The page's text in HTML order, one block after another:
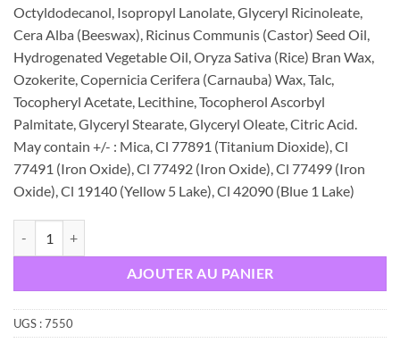
Octyldodecanol, Isopropyl Lanolate, Glyceryl Ricinoleate,
Cera Alba (Beeswax), Ricinus Communis (Castor) Seed Oil,
Hydrogenated Vegetable Oil, Oryza Sativa (Rice) Bran Wax,
Ozokerite, Copernicia Cerifera (Carnauba) Wax, Talc,
Tocopheryl Acetate, Lecithine, Tocopherol Ascorbyl
Palmitate, Glyceryl Stearate, Glyceryl Oleate, Citric Acid.
May contain +/- : Mica, Cl 77891 (Titanium Dioxide), Cl
77491 (Iron Oxide), Cl 77492 (Iron Oxide), Cl 77499 (Iron
Oxide), Cl 19140 (Yellow 5 Lake), Cl 42090 (Blue 1 Lake)
AJOUTER AU PANIER
UGS :7550